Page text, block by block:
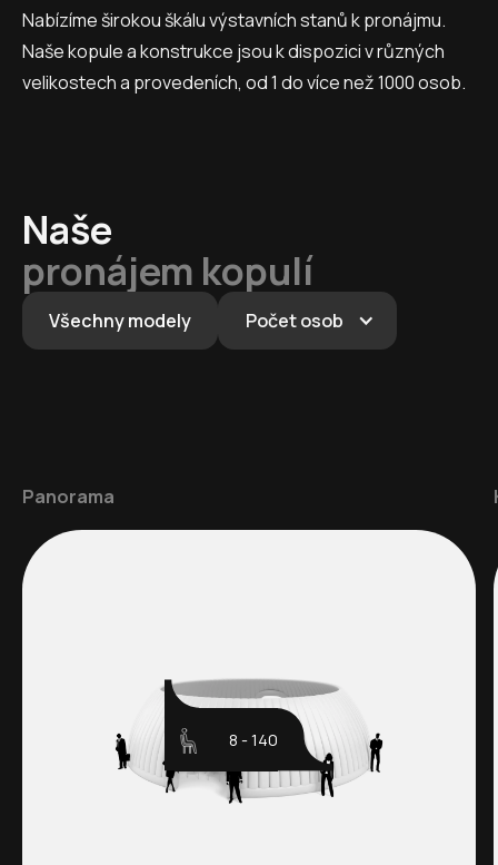
Nabízíme širokou škálu výstavních stanů k pronájmu.
Naše kopule a konstrukce jsou k dispozici v různých
velikostech a provedeních, od 1 do více než 1000 osob.
Naše
pronájem kopulí
Všechny modely Počet osob
Panorama
8 - 140